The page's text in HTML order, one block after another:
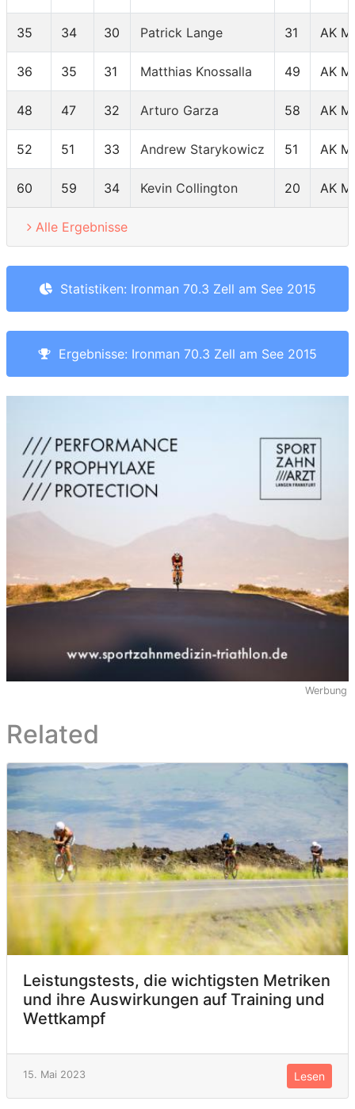
35 34 30 Patrick Lange 31 AK
36 35 31 Matthias Knossalla 49 AK
48 47 32 Arturo Garza 58 AK
52 51 33 Andrew Starykowicz 51 AK
60 59 34 Kevin Collington 20 AK
Alle Ergebnisse
Statistiken: Ironman 70.3 Zell am See 2015
Ergebnisse: Ironman 70.3 Zell am See 2015
Werbung
Related
Leistungstests, die wichtigsten Metriken
und ihre Auswirkungen auf Training und
Wettkampf
15. Mai 2023 Lesen